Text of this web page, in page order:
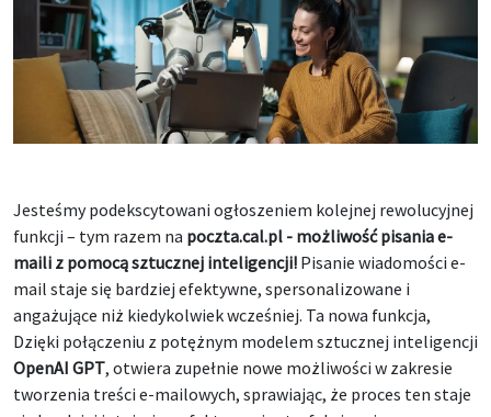
Jesteśmy podekscytowani ogłoszeniem kolejnej rewolucyjnej
funkcji – tym razem na poczta.cal.pl - możliwość pisania e-
maili z pomocą sztucznej inteligencji! Pisanie wiadomości e-
mail staje się bardziej efektywne, spersonalizowane i
angażujące niż kiedykolwiek wcześniej. Ta nowa funkcja,
Dzięki połączeniu z potężnym modelem sztucznej inteligencji
OpenAI GPT, otwiera zupełnie nowe możliwości w zakresie
tworzenia treści e-mailowych, sprawiając, że proces ten staje